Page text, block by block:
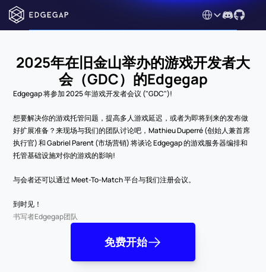
Select Language
2025年在旧金山举办的游戏开发者大
会（GDC）的Edgegap
Edgegap 将参加 2025 年游戏开发者会议 ("GDC")!
想要解决你的游戏托管问题，提高多人游戏延迟，或者为即将到来的发布做
好扩展准备？来现场与我们的团队讨论吧，Mathieu Duperré (创始人兼首席
执行官) 和 Gabriel Parent (市场营销) 将谈论 Edgegap 的游戏服务器编排和
托管基础设施对你的游戏的影响!
与会者还可以通过 Meet-To-Match 平台与我们注册会议。
到时见！
书写者Edgegap团队
免费开始